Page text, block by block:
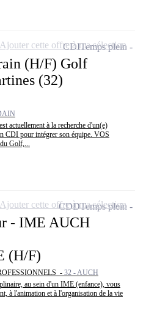
(H/F) Golf
(32)
actuellement à la recherche d'un(e)
CDI pour intégrer son équipe. VOS
Golf,...
CDITemps plein
Ajouter cette offre à ma sélection
- IME AUCH
(H/F)
- 32 - AUCH
au sein d'un IME (enfance), vous
à l'animation et à l'organisation de la vie
CDDTemps plein
Ajouter cette offre à ma sélection